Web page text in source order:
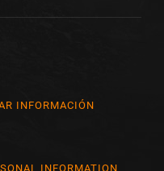
INFORMACIÓN
INFORMATION